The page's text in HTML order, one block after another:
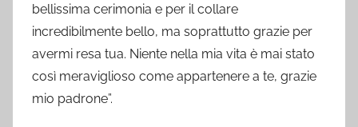
bellissima cerimonia e per il collare
incredibilmente bello, ma soprattutto grazie per
avermi resa tua. Niente nella mia vita è mai stato
così meraviglioso come appartenere a te, grazie
mio padrone”.